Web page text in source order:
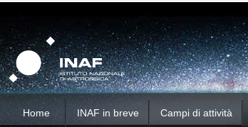
contenuti.
Salta
alla
navigazione
Home INAF in breve Campi di attività